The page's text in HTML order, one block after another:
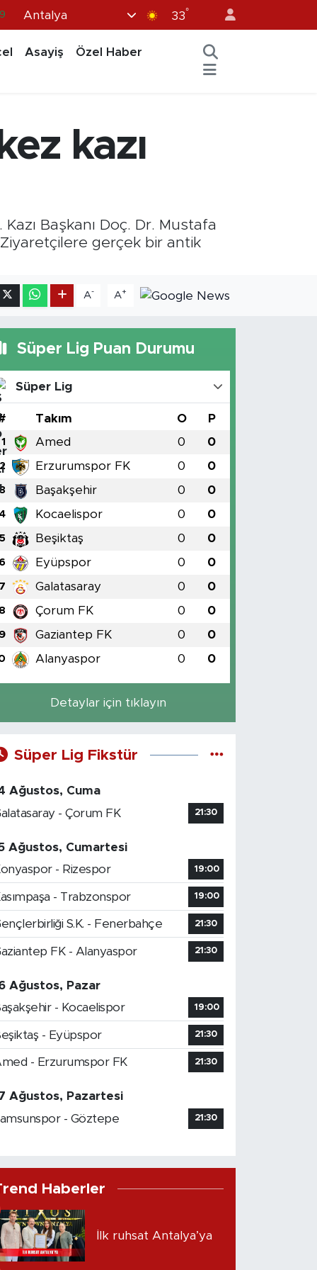
Antalya 33°
Asayiş
Özel Haber
kazı
Başkanı Doç. Dr. Mustafa
gerçek bir antik
A- A+
Süper Lig Puan Durumu
Süper Lig
Takım O P
1 Amed 0 0
2 Erzurumspor FK 0 0
3 Başakşehir 0 0
Kocaelispor 0 0
5 Beşiktaş 0 0
6 Eyüpspor 0 0
7 Galatasaray 0 0
8 Çorum FK 0 0
9 Gaziantep FK 0 0
Alanyaspor 0 0
Detaylar için tıklayın
Süper Lig Fikstür
Ağustos, Cuma
- Çorum FK
21:30
Ağustos, Cumartesi
- Rizespor
19:00
- Trabzonspor 19:00
S.K. - Fenerbahçe 21:30
FK - Alanyaspor 21:30
Ağustos, Pazar
- Kocaelispor
19:00
- Eyüpspor 21:30
- Erzurumspor FK 21:30
Ağustos, Pazartesi
- Göztepe
21:30
Haberler
İlk ruhsat Antalya’ya